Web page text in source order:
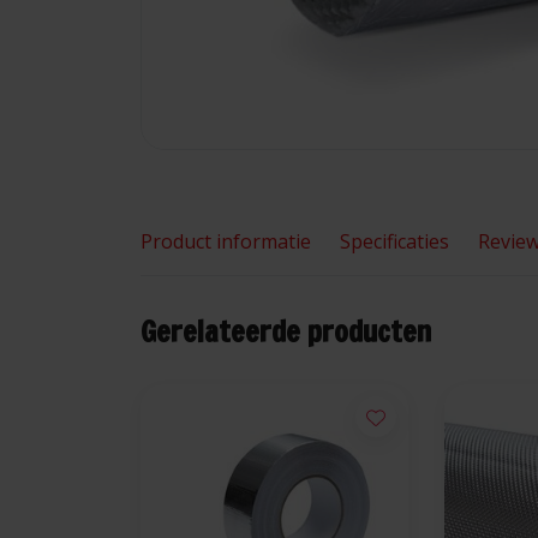
Product informatie Specificaties
Gerelateerde producten